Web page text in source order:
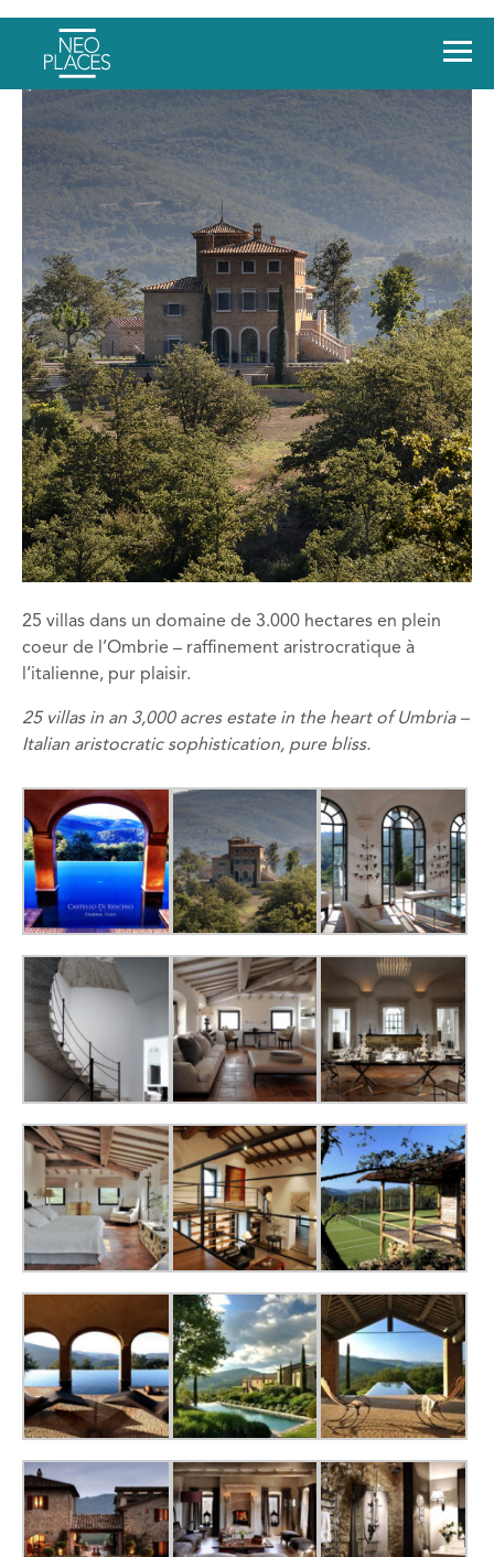
25 villas dans un domaine de 3.000 hectares en plein
coeur de l’Ombrie – raffinement aristrocratique à
l’italienne, pur plaisir.
25 villas in an ​​3,000 acres estate in the heart of Umbria –
Italian aristocratic sophistication, pure bliss.